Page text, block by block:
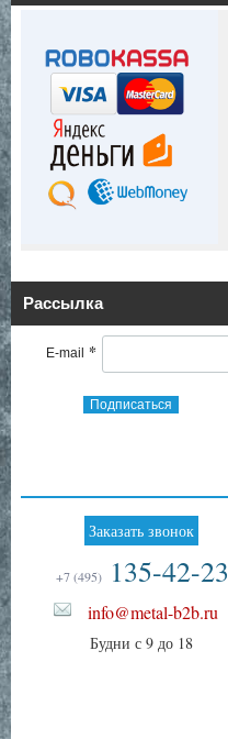
Рассылка
E-mail *
Подписаться
Заказать звонок
+7 (495) 135-42-23
info@metal-b2b.ru
Будни с 9 до 18